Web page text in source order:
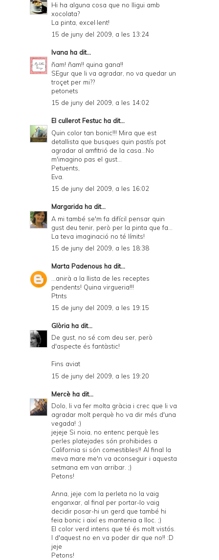
Hi ha alguna cosa que no lligui amb
xocolata?
La pinta, excel·lent!
15 de juny del 2009, a les 13:24
Ivana ha dit...
ñam! ñam!! quina gana!!
SEgur que li va agradar, no va quedar un
troçet per mi??
petonets
15 de juny del 2009, a les 14:02
El cullerot Festuc ha dit...
Quin color tan bonic!!! Mira que est
detallista que busques quin pastís pot
agradar al amfitrió de la casa...No
m'imagino pas el gust...
Petuents,
Eva.
15 de juny del 2009, a les 16:02
Margarida ha dit...
A mi també se'm fa difícil pensar quin
gust deu tenir, però per la pinta que fa...
La teva imaginació no té límits!
15 de juny del 2009, a les 18:38
Marta Padenous ha dit...
...anirà a la llista de les receptes
pendents! Quina virgueria!!!
Ptnts
15 de juny del 2009, a les 19:15
Glòria ha dit...
De gust, no sé com deu ser, però
d'aspecte és fantàstic!
Fins aviat
15 de juny del 2009, a les 19:20
Mercè ha dit...
Dolo, li va fer molta gràcia i crec que li va
agradar molt perquè ho va dir més d'una
vegada! ;)
jejeje Si noia, no entenc perquè les
perles platejades són prohibides a
California si són comestibles!! Al final la
meva mare me'n va aconseguir i aquesta
setmana em van arribar. ;)
Petons!
Anna, jeje com la perleta no la vaig
enganxar, al final per portar-lo vaig
decidir posar-hi un gerd que també hi
feia bonic i així es mantenia a lloc. ;)
El color verd intens que té és molt vistós.
I d'aquest no en va poder dir que no!! :D
jeje
Petons!